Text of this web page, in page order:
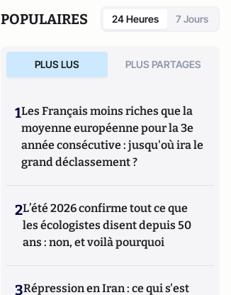
POPULAIRES 24 Heures 7 Jours
PLUS LUS PLUS PARTAGES
1Les Français moins riches que la
moyenne européenne pour la 3e
année consécutive : jusqu'où ira le
grand déclassement ?
2L’été 2026 confirme tout ce que
les écologistes disent depuis 50
ans : non, et voilà pourquoi
3Répression en Iran : ce qui s'est